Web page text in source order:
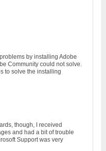
by installing Adobe
Community could not solve.
to solve the installing
though, I received
and had a bit of trouble
Support was very